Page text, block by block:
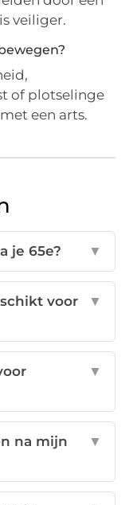
veiliger.
of plotselinge
een arts.
je 65e? ▼
voor
▼
▼
na mijn
▼